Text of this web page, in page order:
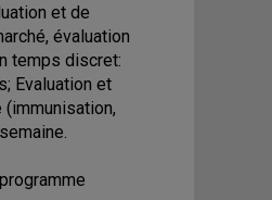
et de
évaluation
temps discret:
Evaluation et